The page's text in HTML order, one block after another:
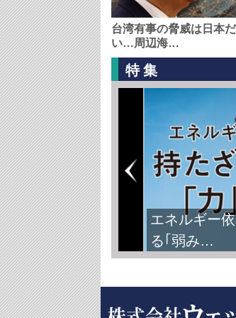
台湾有事の脅威は日本
い…周辺海…
特集
エネルギー
る｢弱み…